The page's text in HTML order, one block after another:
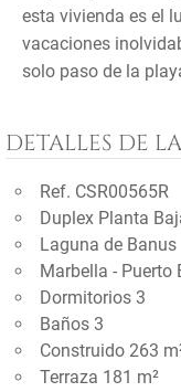
esta vivienda es el
vacaciones
solo paso de la
DETALLES DE
Ref. CSR00565R
Duplex Planta
Laguna de Banus
Marbella - Puerto
Dormitorios 3
Baños 3
Construido 263
Terraza 181 m²